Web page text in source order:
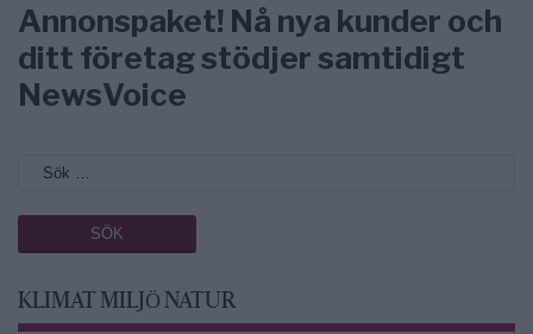
Annonspaket! Nå nya kunder och
ditt företag stödjer samtidigt
NewsVoice
KLIMAT MILJÖ NATUR